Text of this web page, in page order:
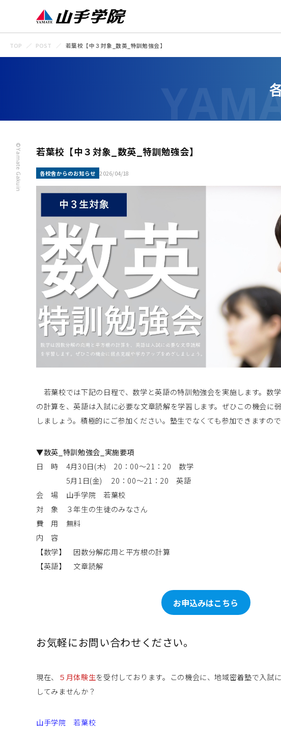
©Yamate Gakuin
TOP POST 若葉校【中３対象_数英_特訓勉強会】
若葉校【中３対象_数英_特訓勉強会】
各校舎からのお知らせ 2026/04/18
若葉校では下記の日程で、数学と英語の特訓勉強会を実施します。数
の計算を、英語は入試に必要な文章読解を学習します。ぜひこの機会に
しましょう。積極的にご参加ください。塾生でなくても参加できますの
▼数英_特訓勉強会_実施要項
日 時 4月30日(木) 20：00～21：20 数学
5月1日(金) 20：00～21：20 英語
会 場 山手学院 若葉校
対 象 ３年生の生徒のみなさん
費 用 無料
内 容
【数学】 因数分解応用と平方根の計算
【英語】 文章読解
お申込みはこちら
お気軽にお問い合わせください。
現在、 ５月体験生を受付しております。この機会に、地域密着塾で入試
してみませんか？
山手学院 若葉校